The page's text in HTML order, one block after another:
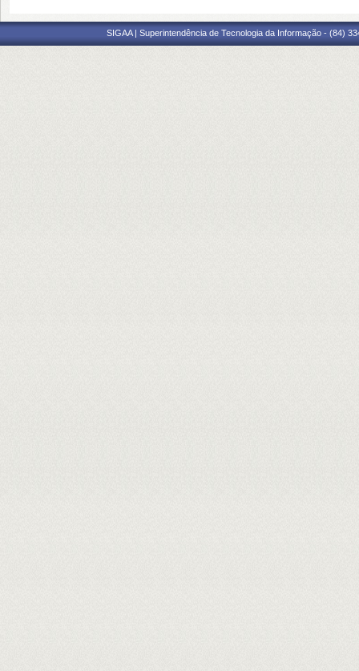
SIGAA | Superintendência de Tecnologia da Informação - (84)